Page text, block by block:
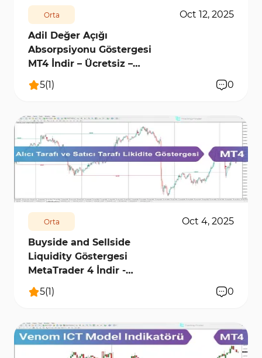
Orta
Oct 12, 2025
Adil Değer Açığı
Absorpsiyonu Göstergesi
MT4 İndir – Ücretsiz –
[TradingFinder]
5(1 ) 0
Orta
Oct 4, 2025
Buyside and Sellside
Liquidity Göstergesi
MetaTrader 4 İndir -
[TradingFinder]
5(1) 0